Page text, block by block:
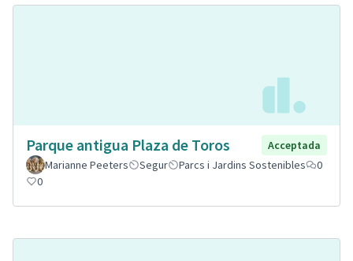
Parque antigua Plaza de Toros
Acceptada
Marianne Peeters
Segur Parcs i Jardins Sostenibles
0
0